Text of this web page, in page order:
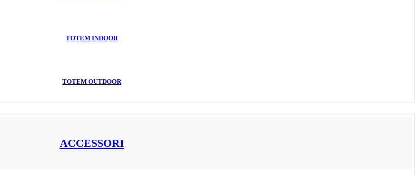
TOTEM INDOOR
TOTEM OUTDOOR
ACCESSORI